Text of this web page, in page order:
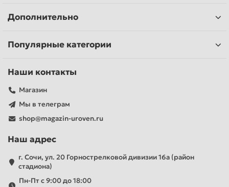
Дополнительно
Популярные категории
Наши контакты
Магазин
Мы в телеграм
shop@magazin-uroven.ru
Наш адрес
г. Сочи, ул. 20 Горнострелковой дивизии 16а (район
стадиона)
Пн-Пт с 9:00 до 18:00